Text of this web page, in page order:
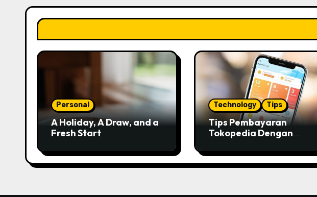
Personal
A Holiday, A Draw, and a
Fresh Start
Technology Tips
Tips Pembayaran
Tokopedia Dengan